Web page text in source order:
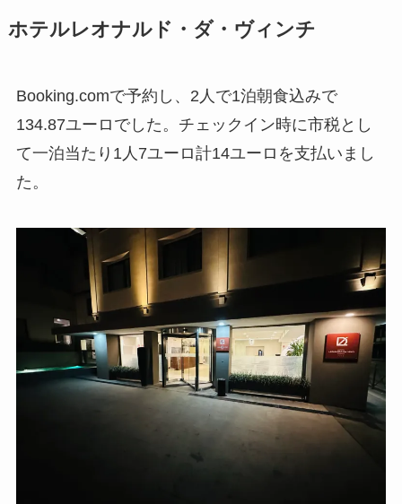
ホテルレオナルド・ダ・ヴィンチ
Booking.comで予約し、2人で1泊朝食込みで
134.87ユーロでした。チェックイン時に市税とし
て一泊当たり1人7ユーロ計14ユーロを支払いまし
た。